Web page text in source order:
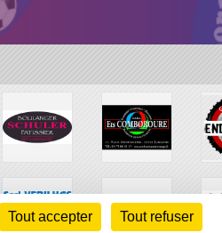
Tout accepter Tout refuser